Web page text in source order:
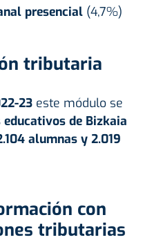
presencial (4,7%)
tributaria
23 este módulo se
educativos de Bizkaia
alumnas y 2.019
con
tributarias